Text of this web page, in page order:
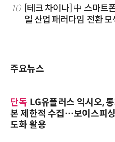
10
[테크 차이나] 中 스마
일 산업 패러다임 전환 모
주요뉴스
단독 LG유플러스 익시오,
본 제한적 수집…보이스피
도화 활용